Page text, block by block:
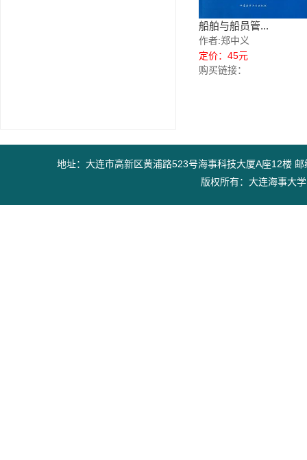
船舶与船员管...
作者:郑中义
定价：45元
购买链接：
地址：大连市高新区黄浦路523号海事科技大厦A座12楼
版权所有：大连海事大